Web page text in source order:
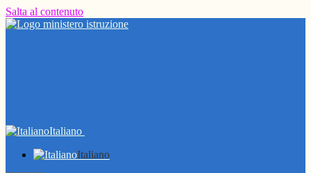
Salta al contenuto
Italiano
Italiano